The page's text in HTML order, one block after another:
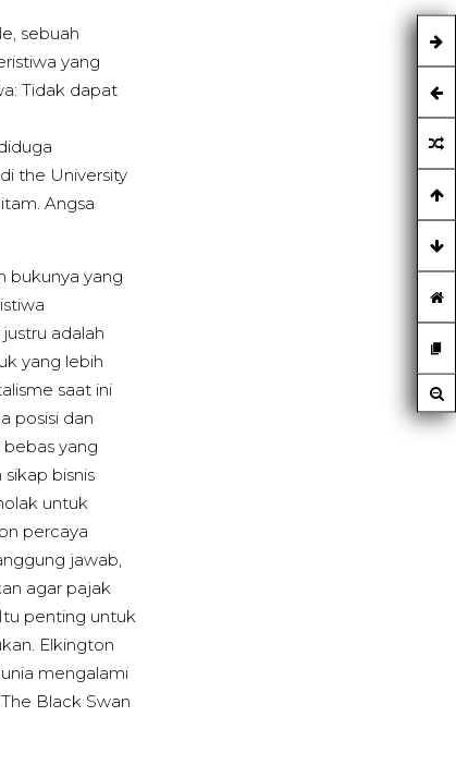
sebuah
yang
Tidak dapat
the University
Angsa
bukunya yang
adalah
yang lebih
saat ini
posisi dan
yang
bisnis
untuk
percaya
jawab,
agar pajak
penting untuk
Elkington
mengalami
Black Swan